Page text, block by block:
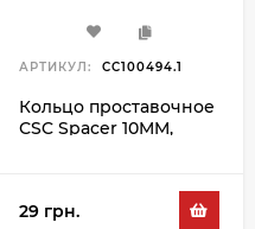
АРТИКУЛ: CC100494.1
Кольцо проставочное
СSC Spacer 10MM,
29 грн.